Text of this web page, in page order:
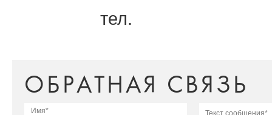
тел.
ОБРАТНАЯ СВЯЗЬ